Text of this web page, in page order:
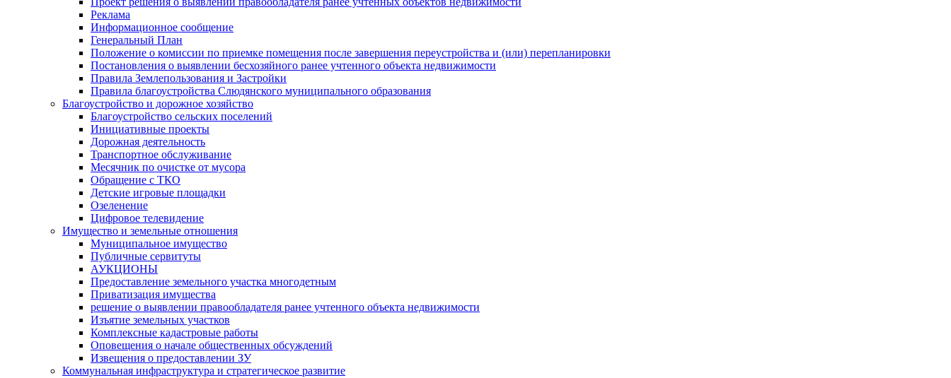
Реклама
Информационное сообщение
Генеральный План
Положение о комиссии по приемке помещения после завершения переустройства и (или) перепланировки
Постановления о выявлении бесхозяйного ранее учтенного объекта недвижимости
Правила Землепользования и Застройки
Правила благоустройства Слюдянского муниципального образования
Благоустройство и дорожное хозяйство
Благоустройство сельских поселений
Инициативные проекты
Дорожная деятельность
Транспортное обслуживание
Месячник по очистке от мусора
Обращение с ТКО
Детские игровые площадки
Озеленение
Цифровое телевидение
Имущество и земельные отношения
Муниципальное имущество
Публичные сервитуты
АУКЦИОНЫ
Предоставление земельного участка многодетным
Приватизация имущества
решение о выявлении правообладателя ранее учтенного объекта недвижимости
Изъятие земельных участков
Комплексные кадастровые работы
Оповещения о начале общественных обсуждений
Извещения о предоставлении ЗУ
Коммунальная инфраструктура и стратегическое развитие